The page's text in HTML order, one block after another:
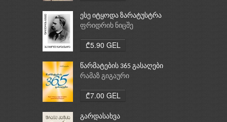
ესე იტყოდა ზარატუსტრა
ფრიდრიხ ნიცშე
₾5.90 GEL
წარმატების 365 გასაღები
რამაზ გიგაური
₾7.00 GEL
გარდასახვა